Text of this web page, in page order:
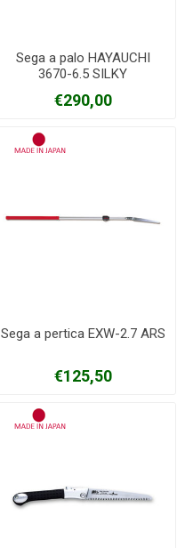
Sega a palo HAYAUCHI
3670-6.5 SILKY
€290,00
Sega a pertica EXW-2.7 ARS
€125,50